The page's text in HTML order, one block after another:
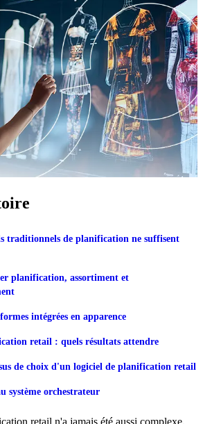
traditionnels de planification ne suffisent
planification, assortiment et
intégrées en apparence
retail : quels résultats attendre
de choix d'un logiciel de planification retail
système orchestrateur
retail n'a jamais été aussi complexe.